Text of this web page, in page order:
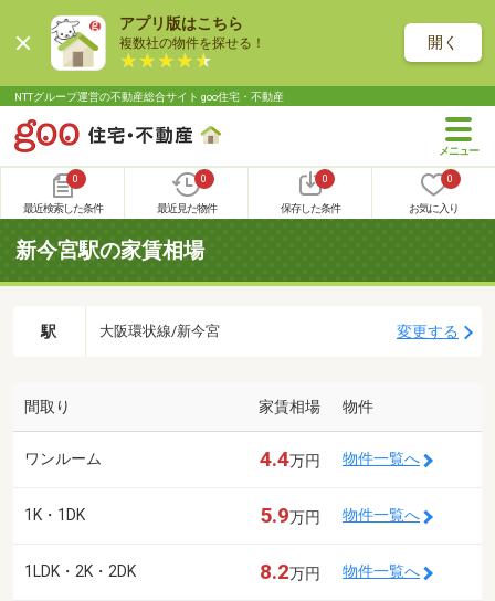
アプリ版はこちら
複数社の物件を探せる！ 開く
NTTグループ運営の不動産総合サイト goo住宅・不動産
0
最近検索した条件
0
最近見た物件
0
保存した条件
0
お気に入り
新今宮駅の家賃相場
駅 大阪環状線/新今宮 変更する
間取り 家賃相場 物件
ワンルーム 4.4万円 物件一覧へ
1K・1DK 5.9万円 物件一覧へ
1LDK・2K・2DK 8.2万円 物件一覧へ